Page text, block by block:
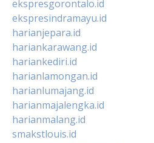
ekspresgorontalo.id
ekspresindramayu.id
harianjepara.id
hariankarawang.id
hariankediri.id
harianlamongan.id
harianlumajang.id
harianmajalengka.id
harianmalang.id
smakstlouis.id